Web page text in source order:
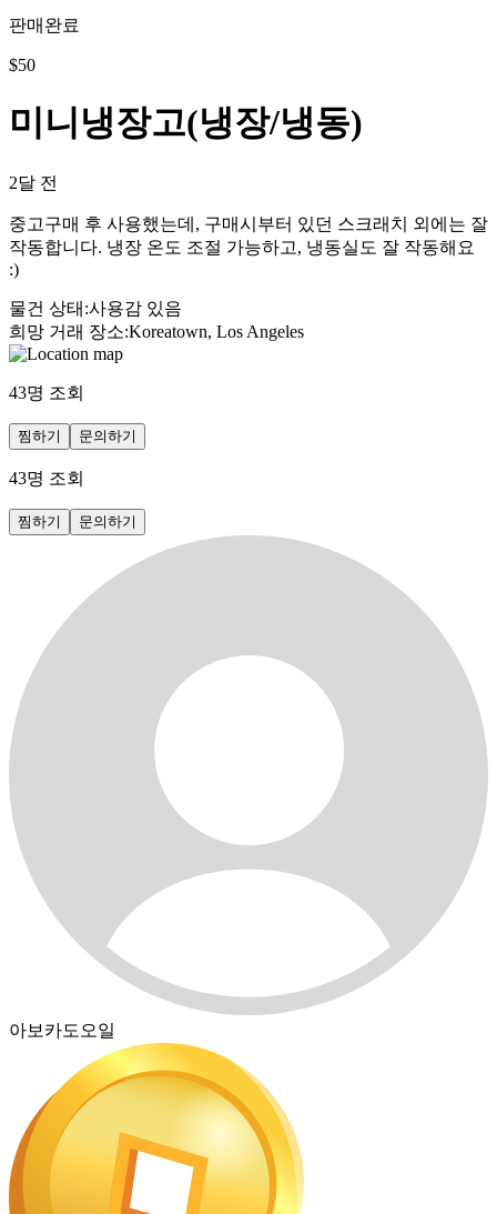
판매완료
$50
미니냉장고(냉장/냉동)
2달 전
중고구매 후 사용했는데, 구매시부터 있던 스크래치 외에는 잘
작동합니다. 냉장 온도 조절 가능하고, 냉동실도 잘 작동해요
:)
물건 상태 :사용감 있음
희망 거래 장소:Koreatown, Los Angeles
43명 조회
찜하기 문의하기
43명 조회
찜하기 문의하기
아보카도오일